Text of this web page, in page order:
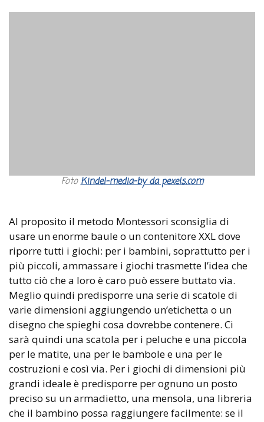
FotoKindel-media-by da pexels.com
Al proposito il metodo Montessori sconsiglia di
usare un enorme baule o un contenitore XXL dove
riporre tutti i giochi: per i bambini, soprattutto per i
più piccoli, ammassare i giochi trasmette l’idea che
tutto ciò che a loro è caro può essere buttato via.
Meglio quindi predisporre una serie di scatole di
varie dimensioni aggiungendo un’etichetta o un
disegno che spieghi cosa dovrebbe contenere. Ci
sarà quindi una scatola per i peluche e una piccola
per le matite, una per le bambole e una per le
costruzioni e così via. Per i giochi di dimensioni più
grandi ideale è predisporre per ognuno un posto
preciso su un armadietto, una mensola, una libreria
che il bambino possa raggiungere facilmente: se il